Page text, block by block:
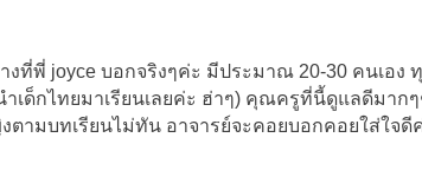
งที่พี่ joyce บอกจริงๆค่ะ มีประมาณ 20-30 คนเอ
เด็กไทยมาเรียนเลยค่ะ ฮ่าๆ) คุณครูที่นี้ดูแลดีมา
ตามบทเรียนไม่ทัน อาจารย์จะคอยบอกคอยใส่ใ